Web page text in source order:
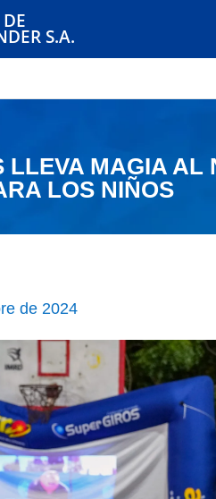
S.A.
LLEVA MAGIA
LOS NIÑOS
de 2024